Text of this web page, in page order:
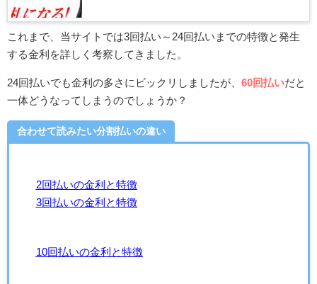
これまで、当サイトでは3回払い～24回払いまでの特徴と発生
する金利を詳しく考察してきました。
24回払いでも金利の多さにビックリしましたが、 60回払いだと
一体どうなってしまうのでしょうか？
合わせて読みたい分割払いの違い
2回払いの金利と特徴
3回払いの金利と特徴
10回払いの金利と特徴